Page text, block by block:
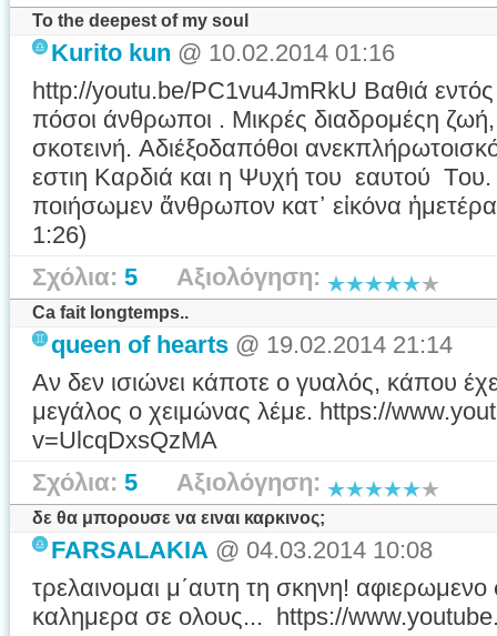
To the deepest of my soul
Kurito kun @ 10.02.2014 01:16
http://youtu.be/PC1vu4JmRkU Βαθιά
πόσοι άνθρωποι . Μικρές διαδρομέςη ζωή,
σκοτεινή. Αδιέξοδαπόθοι
εστιη Καρδιά και η Ψυχή του εαυτού
ποιήσωμεν ἄνθρωπον κατ᾿ εἰκόνα
1:26)
Σχόλια: 5 Αξιολόγηση:
Ca fait longtemps..
queen of hearts @ 19.02.2014 21:14
Αν δεν ισιώνει κάποτε ο γυαλός, κάπου
μεγάλος ο χειμώνας λέμε. https://
v=UlcqDxsQzMA
Σχόλια: 5 Αξιολόγηση:
δε θα μπορουσε να ειναι καρκινος;
FARSALAKIA @ 04.03.2014 10:08
τρελαινομαι μ΄αυτη τη σκηνη!
καλημερα σε ολους... https://